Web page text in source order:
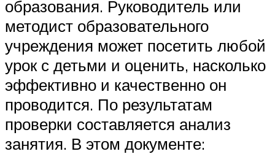
образования. Руководитель или
методист образовательного
учреждения может посетить любой
урок с детьми и оценить, насколько
эффективно и качественно он
проводится. По результатам
проверки составляется анализ
занятия. В этом документе: